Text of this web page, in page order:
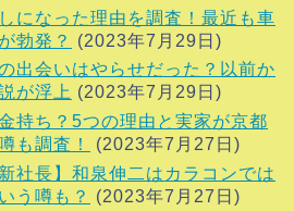
になった理由を調査！最近も車
勃発？
(2023年7月29日)
出会いはやらせだった？以前か
が浮上 (2023年7月29日)
持ち？5つの理由と実家が京都
も調査！
(2023年7月27日)
社長】和泉伸二はカラコンでは
う噂も？
(2023年7月27日)